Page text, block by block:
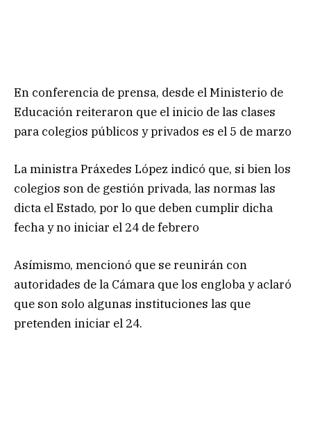
En conferencia de prensa, desde el Ministerio de
Educación reiteraron que el inicio de las clases
para colegios públicos y privados es el 5 de marzo
La ministra Práxedes López indicó que, si bien los
colegios son de gestión privada, las normas las
dicta el Estado, por lo que deben cumplir dicha
fecha y no iniciar el 24 de febrero
Asímismo, mencionó que se reunirán con
autoridades de la Cámara que los engloba y aclaró
que son solo algunas instituciones las que
pretenden iniciar el 24.